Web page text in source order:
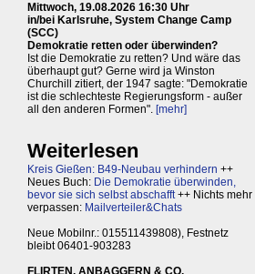
Mittwoch, 19.08.2026 16:30 Uhr
in/bei Karlsruhe, System Change Camp
(SCC)
Demokratie retten oder überwinden?
Ist die Demokratie zu retten? Und wäre das
überhaupt gut? Gerne wird ja Winston
Churchill zitiert, der 1947 sagte: "Demokratie
ist die schlechteste Regierungsform - außer
all den anderen Formen". [mehr]
Weiterlesen
Kreis Gießen: B49-Neubau verhindern ++
Neues Buch: Die Demokratie überwinden,
bevor sie sich selbst abschafft++ Nichts mehr
verpassen: Mailverteiler&Chats
Neue Mobilnr.: 015511439808), Festnetz
bleibt 06401-903283